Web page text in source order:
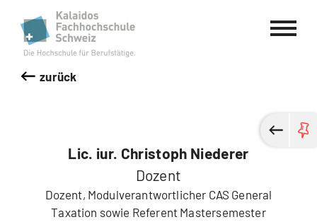
Kalaidos Fachhochschule Schweiz
zurück
Lic. iur. Christoph Niederer
Dozent
Dozent, Modulverantwortlicher CAS General
Taxation sowie Referent Mastersemester